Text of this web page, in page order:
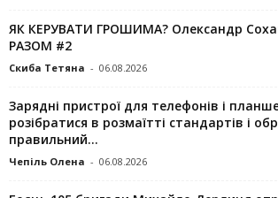
ЯК КЕРУВАТИ ГРОШИМА? Олександр
РАЗОМ #2
Скиба Тетяна - 06.08.2026
Зарядні пристрої для телефонів і
розібратися в розмаїтті стандартів і
правильний...
Чепіль Олена - 06.08.2026